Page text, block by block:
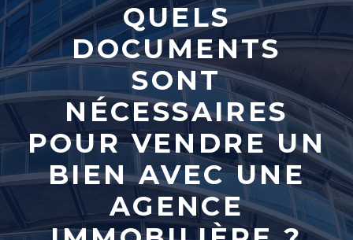
QUELS
DOCUMENTS
SONT
NÉCESSAIRES
POUR VENDRE UN
BIEN AVEC UNE
AGENCE